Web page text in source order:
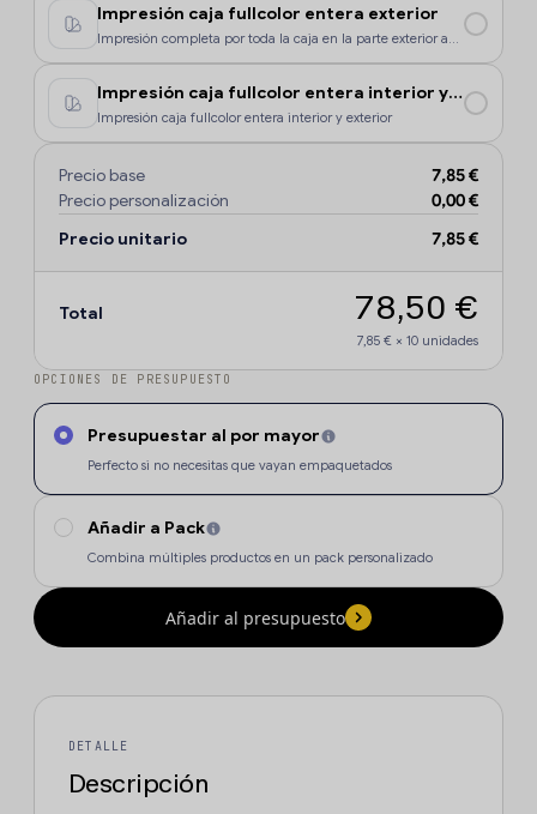
Impresión caja fullcolor entera exterior
Impresión completa por toda la caja en la parte exterior a
Impresión caja fullcolor entera interior y exterior
Impresión caja fullcolor entera interior y exterior
Precio base
7,85 €
Precio personalización
0,00 €
Precio unitario
7,85 €
Total 78,50 €
7,85 € × 10 unidades
OPCIONES DE PRESUPUESTO
Presupuestar al por mayor
Perfecto si no necesitas que vayan empaquetados
Añadir a Pack
Combina múltiples productos en un pack personalizado
Añadir al presupuesto
DETALLE
Descripción